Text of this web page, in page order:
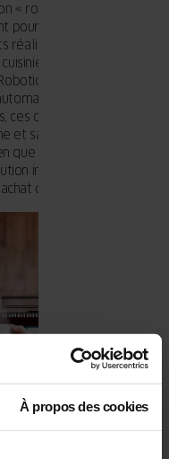
À propos des cookies
« robot de cuisine »
pour mixer, hacher ou
par l’homme, sera
automatiques.
projette de
dotées de bras
cuisines futuristes
sans aucune assistance,
que le constructeur n’ait
innovante, on s’attend
d’une voiture neuve.